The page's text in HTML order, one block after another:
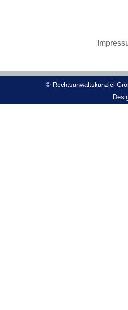
© Rechtsanwaltskanzlei